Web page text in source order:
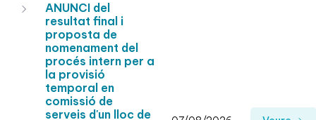
ANUNCI del
resultat final i
proposta de
nomenament del
procés intern per a
la provisió
temporal en
comissió de
serveis d'un lloc de